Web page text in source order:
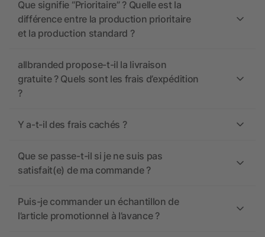
Que signifie “Prioritaire” ? Quelle est la
différence entre la production prioritaire
et la production standard ?
allbranded propose-t-il la livraison
gratuite ? Quels sont les frais d’expédition
?
Y a-t-il des frais cachés ?
Que se passe-t-il si je ne suis pas
satisfait(e) de ma commande ?
Puis-je commander un échantillon de
l’article promotionnel à l’avance ?